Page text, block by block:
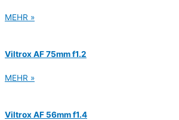
MEHR »
Viltrox AF 75mm f1.2
MEHR »
Viltrox AF 56mm f1.4